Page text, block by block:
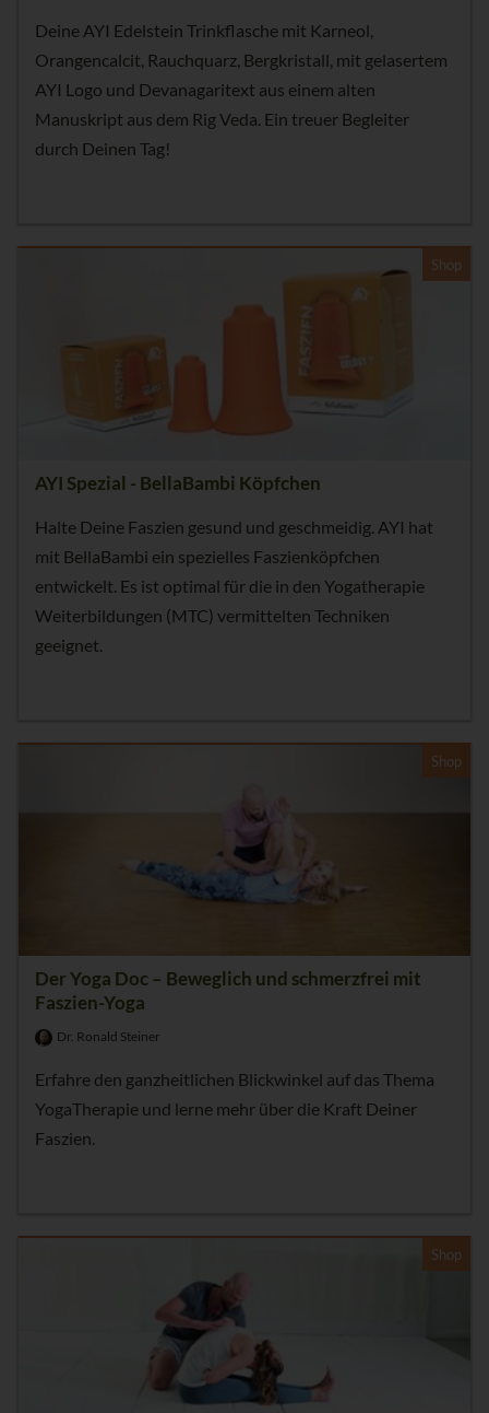
Deine AYI Edelstein Trinkflasche mit Karneol,
Orangencalcit, Rauchquarz, Bergkristall, mit gelasertem
AYI Logo und Devanagaritext aus einem alten
Manuskript aus dem Rig Veda. Ein treuer Begleiter
durch Deinen Tag!
Shop
AYI Spezial - BellaBambi Köpfchen
Halte Deine Faszien gesund und geschmeidig. AYI hat
mit BellaBambi ein spezielles Faszienköpfchen
entwickelt. Es ist optimal für die in den Yogatherapie
Weiterbildungen (MTC) vermittelten Techniken
geeignet.
Shop
Der Yoga Doc – Beweglich und schmerzfrei mit
Faszien-Yoga
Dr. Ronald Steiner
Erfahre den ganzheitlichen Blickwinkel auf das Thema
YogaTherapie und lerne mehr über die Kraft Deiner
Faszien.
Shop